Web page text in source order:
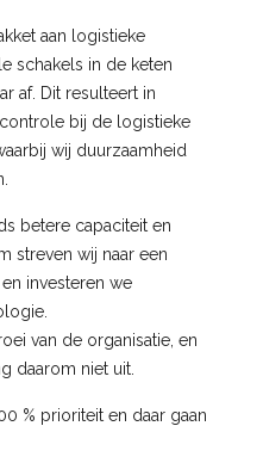
aan logistieke
schakels in de keten
af. Dit resulteert in
bij de logistieke
wij duurzaamheid
betere capaciteit en
streven wij naar een
investeren we
van de organisatie, en
daarom niet uit.
% prioriteit en daar gaan